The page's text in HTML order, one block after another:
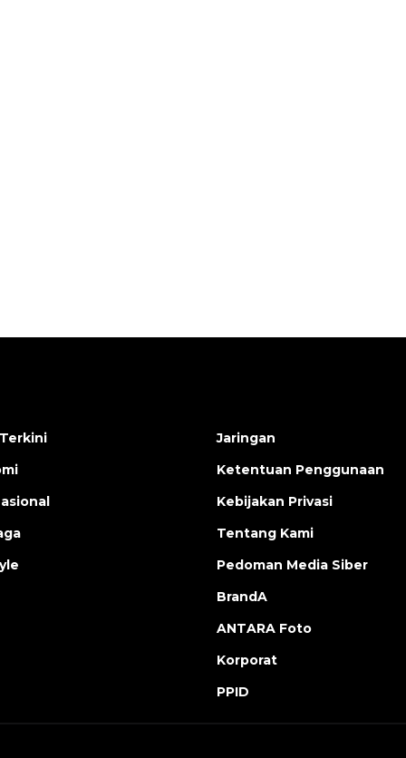
Jaringan
Ketentuan Penggunaan
Kebijakan Privasi
Tentang Kami
Pedoman Media Siber
BrandA
ANTARA Foto
Korporat
PPID